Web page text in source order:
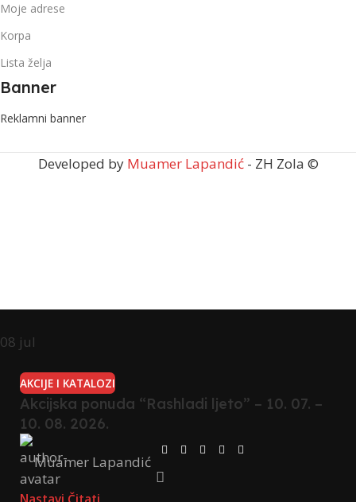
Moje adrese
Korpa
Lista želja
Banner
Reklamni banner
Developed by Muamer Lapandić- ZH Zola ©
08 jul
AKCIJE I KATALOZI
Akcijska ponuda “Rashladi ljeto” – 10. 07. –
10. 08. 2026.
Muamer Lapandić